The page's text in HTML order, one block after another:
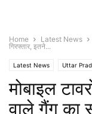
Home Latest News
गिरफ्तार, इतने...
Latest News Uttar
मोबाइल
वाले गैंग का